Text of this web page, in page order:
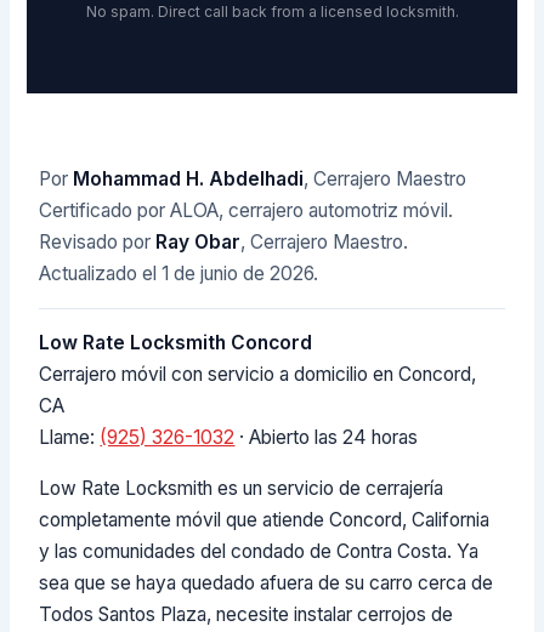
No spam. Direct call back from a licensed locksmith.
Por Mohammad H. Abdelhadi, Cerrajero Maestro
Certificado por ALOA, cerrajero automotriz móvil.
Revisado por Ray Obar, Cerrajero Maestro.
Actualizado el1 de junio de 2026.
Low Rate Locksmith Concord
Cerrajero móvil con servicio a domicilio en Concord,
CA
Llame: (925) 326-1032 · Abierto las 24 horas
Low Rate Locksmith es un servicio de cerrajería
completamente móvil que atiende Concord, California
y las comunidades del condado de Contra Costa. Ya
sea que se haya quedado afuera de su carro cerca de
Todos Santos Plaza, necesite instalar cerrojos de